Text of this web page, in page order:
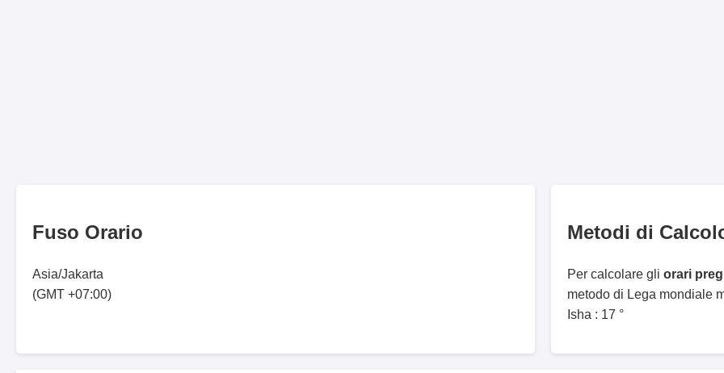
Fuso Orario
Asia/Jakarta
(GMT +07:00)
Metodi di
Per calcolare gli orari
metodo di Lega mondiale
Isha : 17 °